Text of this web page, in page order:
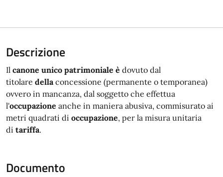
Descrizione
Il canone unico patrimoniale è dovuto dal
titolare dellaconcessione (permanente o temporanea)
ovvero in mancanza, dal soggetto che effettua
l'occupazione anche in maniera abusiva, commisurato ai
metri quadrati di occupazione, per la misura unitaria
di tariffa.
Documento